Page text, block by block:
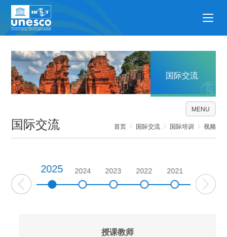
国际交流
国际交流 首页 国际交流 国际培训 视频
MENU
2025 2024 2023 2022 2021
授课教师